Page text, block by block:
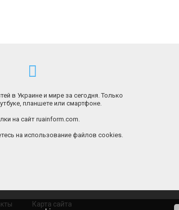
в Украине и мире за сегодня. Только
планшете или смартфоне.
на сайт ruainform.com.
на использование файлов cookies.
Карта сайта